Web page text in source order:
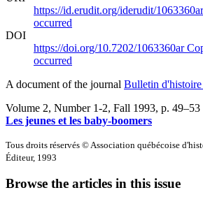
https://id.erudit.org/iderudit/
occurred
DOI
https://doi.org/10.7202/1063360ar
occurred
A document of the journal Bulletin
Volume 2, Number 1-2, Fall 1993, p. 49–53
Les jeunes et les baby-boomers
Tous droits réservés © Association québécoise
Éditeur, 1993
Browse the articles in this issue